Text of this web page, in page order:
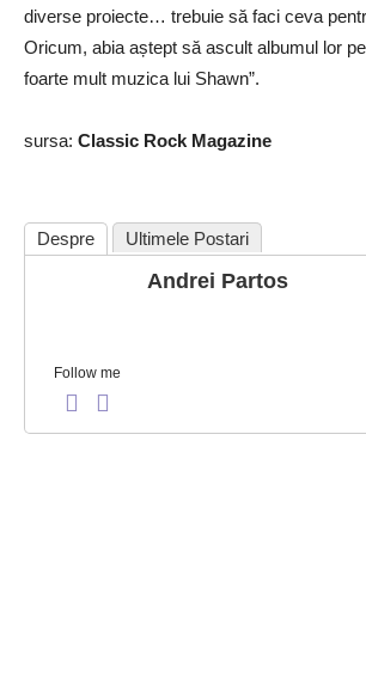
diverse proiecte… trebuie să faci ceva
Oricum, abia aștept să ascult albumul lor
foarte mult muzica lui Shawn”.
sursa: Classic Rock Magazine
Despre Ultimele Postari
Follow me
Andrei Partos